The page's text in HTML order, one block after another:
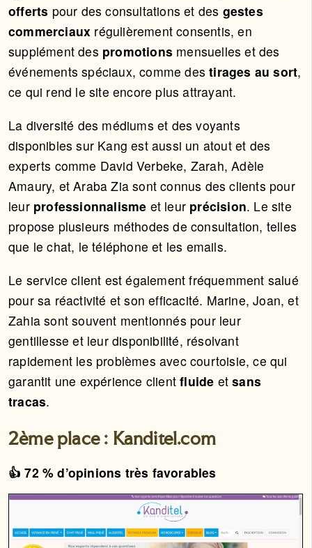
offerts pour des consultations et des gestes
commerciaux régulièrement consentis, en
supplément des promotions mensuelles et des
événements spéciaux, comme destirages au sort,
ce qui rend le site encore plus attrayant.
La diversité des médiums et des voyants
disponibles sur Kang est aussi un atout et des
experts comme David Verbeke, Zarah, Adèle
Amaury, et Araba Zia sont connus des clients pour
leur professionnalisme et leur précision. Le site
propose plusieurs méthodes de consultation, telles
que le chat, le téléphone et les emails.
Le service client est également fréquemment salué
pour sa réactivité et son efficacité. Marine, Joan, et
Zahia sont souvent mentionnés pour leur
gentillesse et leur disponibilité, résolvant
rapidement les problèmes avec courtoisie, ce qui
garantit une expérience clientfluide etsans
tracas.
2ème place : Kanditel.com
👍 72 % d’opinions très favorables